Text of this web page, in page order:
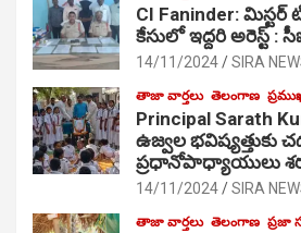
CI Faninder: మిస్టర్
కేసులో ఇద్దరి అరెస్ట్ :
14/11/2024 SIRA
తాజా వార్తలు తెలంగాణ
Principal Sarath
ఉజ్వల భవిష్యత్తుకు
ప్రధానోపాధ్యాయులు
14/11/2024 SIRA
తాజా వార్తలు తెలంగాణ ప్రజా